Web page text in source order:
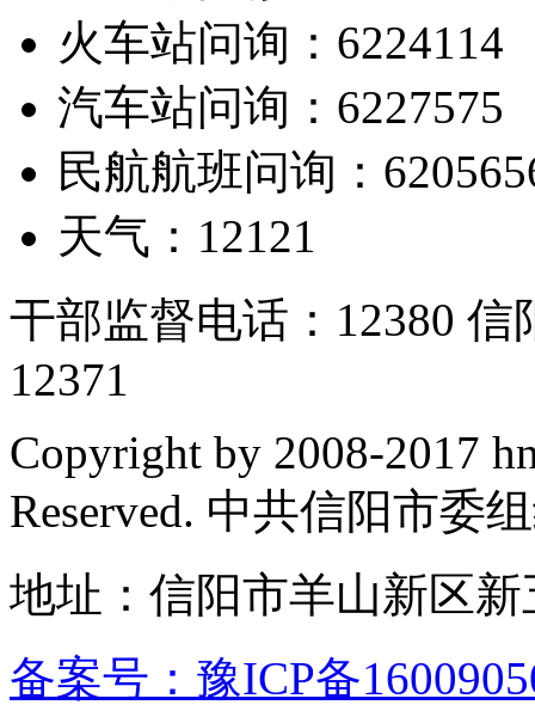
火车站问询：6224114
汽车站问询：6227575
民航航班问询：
天气：12121
干部监督电话：12380
12371
Copyright by 2008-2017
Reserved. 中共信阳市委
地址：信阳市羊山新区
备案号：豫ICP备